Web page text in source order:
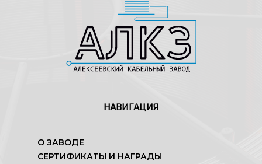
НАВИГАЦИЯ
О ЗАВОДЕ
СЕРТИФИКАТЫ И НАГРАДЫ